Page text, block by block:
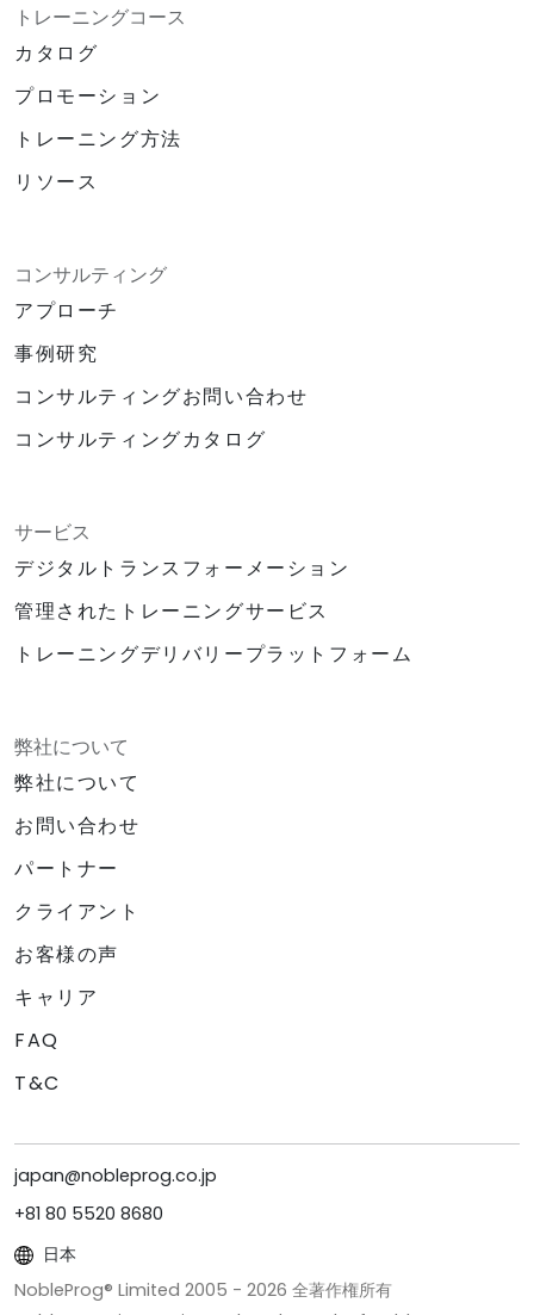
トレーニングコース
カタログ
プロモーション
トレーニング方法
リソース
コンサルティング
アプローチ
事例研究
コンサルティングお問い合わせ
コンサルティングカタログ
サービス
デジタルトランスフォーメーション
管理されたトレーニングサービス
トレーニングデリバリープラットフォーム
弊社について
弊社について
お問い合わせ
パートナー
クライアント
お客様の声
キャリア
FAQ
T&C
japan@nobleprog.co.jp
+81 80 5520 8680
日本
NobleProg® Limited 2005 - 2026 全著作権所有